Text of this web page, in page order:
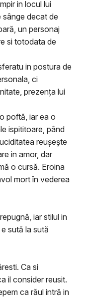
in locul lui
sânge decat de
un personaj
si totodata de
in postura de
ci
prezența lui
poftă, iar ea o
ispititoare, pând
reușește
in amor, dar
o cursă. Eroina
mort în vederea
iar stilul in
sută la sută
Ca si
il consider reusit.
ca răul intră in